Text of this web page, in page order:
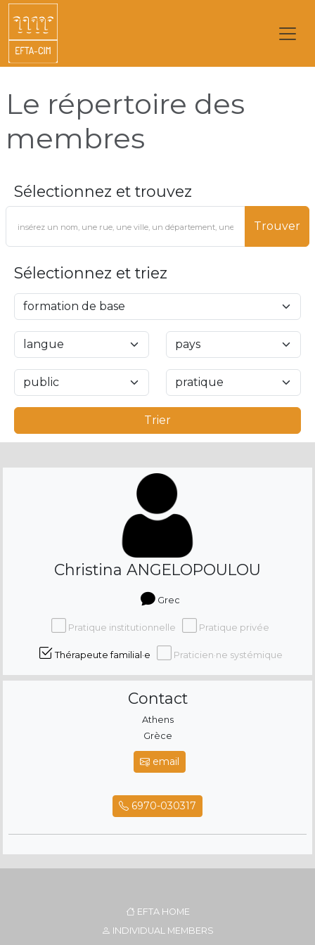
Le répertoire des
membres
Sélectionnez et trouvez
Trouver
Sélectionnez et triez
Trier
Christina ANGELOPOULOU
Grec
Pratique institutionnelle Pratique privée
Thérapeute familial·e Praticien·ne systémique
Contact
Athens
Grèce
email
6970-030317
EFTA HOME
INDIVIDUAL MEMBERS